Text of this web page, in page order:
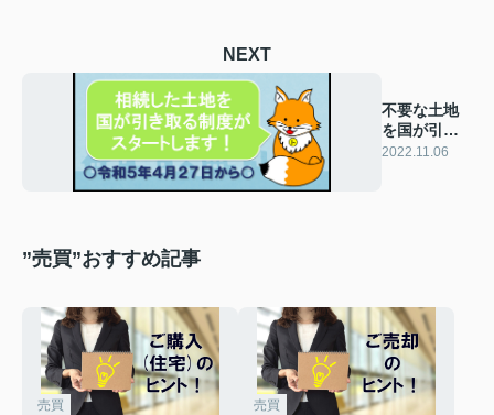
NEXT
不要な土地
を国が引き
取ってくれ
2022.11.06
”売買”おすすめ記事
売買 売買